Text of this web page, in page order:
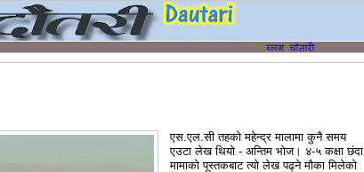
एस.एल.सी तहको महेन्द्र मालामा कुनै समय
एउटा लेख थियो - अन्तिम भोज। ४-५ कक्षा छंदा
मामाको पूस्तकबाट त्यो लेख पढ्ने मौका मिलेको